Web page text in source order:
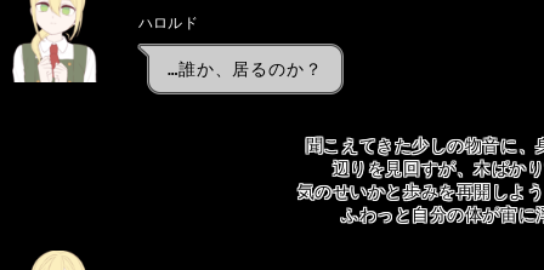
ハロルド
…誰か、居るのか？
聞こえてきた少しの物音に、
辺りを見回すが、木ばか
気のせいかと歩みを再開しよ
ふわっと自分の体が宙に